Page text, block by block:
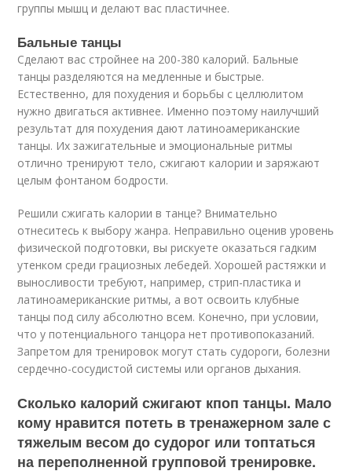
группы мышц и делают вас пластичнее.
Бальные танцы
Сделают вас стройнее на 200-380 калорий. Бальные
танцы разделяются на медленные и быстрые.
Естественно, для похудения и борьбы с целлюлитом
нужно двигаться активнее. Именно поэтому наилучший
результат для похудения дают латиноамериканские
танцы. Их зажигательные и эмоциональные ритмы
отлично тренируют тело, сжигают калории и заряжают
целым фонтаном бодрости.
Решили сжигать калории в танце? Внимательно
отнеситесь к выбору жанра. Неправильно оценив уровень
физической подготовки, вы рискуете оказаться гадким
утенком среди грациозных лебедей. Хорошей растяжки и
выносливости требуют, например, стрип-пластика и
латиноамериканские ритмы, а вот освоить клубные
танцы под силу абсолютно всем. Конечно, при условии,
что у потенциального танцора нет противопоказаний.
Запретом для тренировок могут стать судороги, болезни
сердечно-сосудистой системы или органов дыхания.
Сколько калорий сжигают кпоп танцы. Мало
кому нравится потеть в тренажерном зале с
тяжелым весом до судорог или топтаться
на переполненной групповой тренировке.